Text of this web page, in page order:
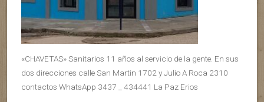
«CHAVETAS» Sanitarios 11 años al servicio de la gente. En sus
dos direcciones calle San Martin 1702 y Julio A Roca 2310
contactos WhatsApp 3437 _ 434441 La Paz Erios